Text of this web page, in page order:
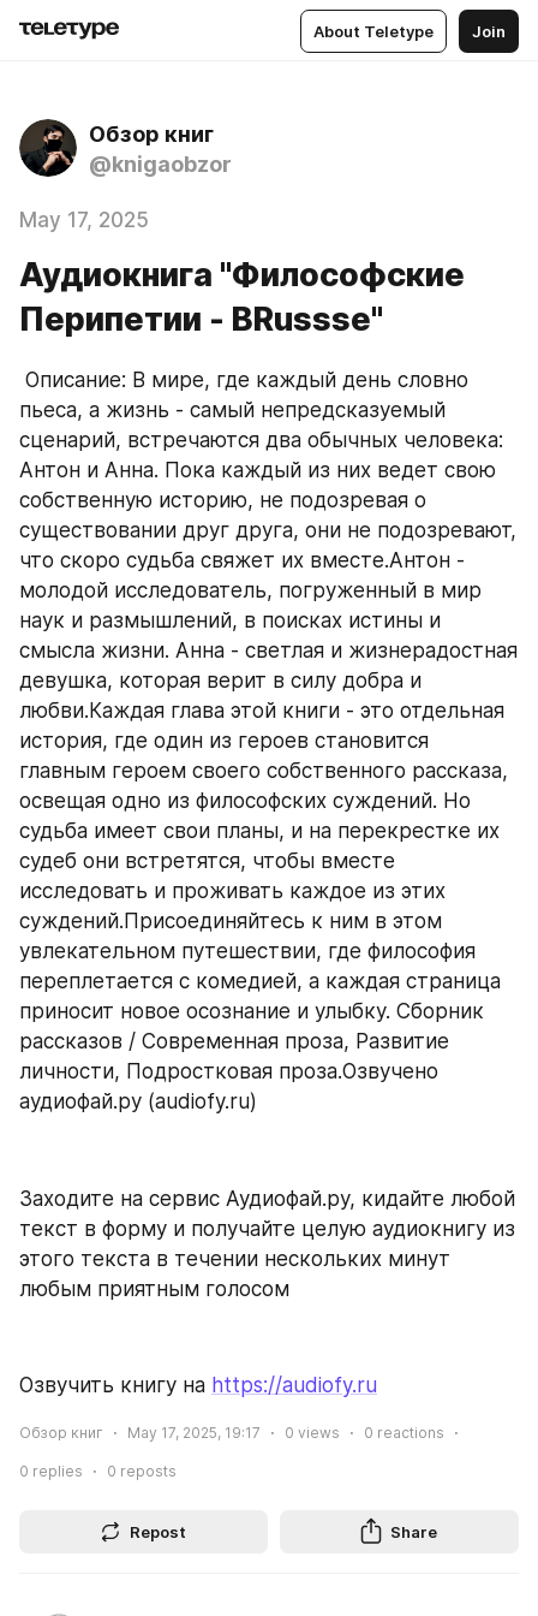
About Teletype Join
Обзор книг
@knigaobzor
May 17, 2025
Аудиокнига "Философские
Перипетии - BRussse"
пьеса, а жизнь - самый непредсказуемый
сценарий, встречаются два обычных человека:
Антон и Анна. Пока каждый из них ведет свою
собственную историю, не подозревая о
существовании друг друга, они не подозревают,
что скоро судьба свяжет их вместе.Антон -
молодой исследователь, погруженный в мир
наук и размышлений, в поисках истины и
смысла жизни. Анна - светлая и жизнерадостная
девушка, которая верит в силу добра и
любви.Каждая глава этой книги - это отдельная
история, где один из героев становится
главным героем своего собственного рассказа,
освещая одно из философских суждений. Но
судьба имеет свои планы, и на перекрестке их
судеб они встретятся, чтобы вместе
исследовать и проживать каждое из этих
суждений.Присоединяйтесь к ним в этом
увлекательном путешествии, где философия
переплетается с комедией, а каждая страница
приносит новое осознание и улыбку. Сборник
рассказов / Современная проза, Развитие
личности, Подростковая проза.Озвучено
аудиофай.ру (audiofy.ru)
Заходите на сервис Аудиофай.ру, кидайте любой
текст в форму и получайте целую аудиокнигу из
этого текста в течении нескольких минут
любым приятным голосом
Озвучить книгу на https://audiofy.ru
Обзор книг May 17, 2025, 19:17 0 views 0 reactions
0 replies 0 reposts
Repost Share